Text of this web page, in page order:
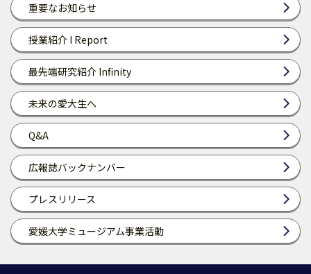
重要なお知らせ
授業紹介 I Report
最先端研究紹介 Infinity
未来の愛大生へ
Q&A
広報誌バックナンバー
プレスリリース
愛媛大学ミュージアム事業活動